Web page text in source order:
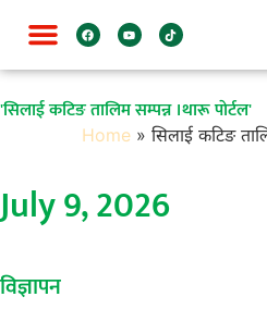
'सिलाई कटिङ तालिम सम्पन्न ।थारू पाेर्टल'
Home » सिलाई कटिङ
July 9, 2026
विज्ञापन